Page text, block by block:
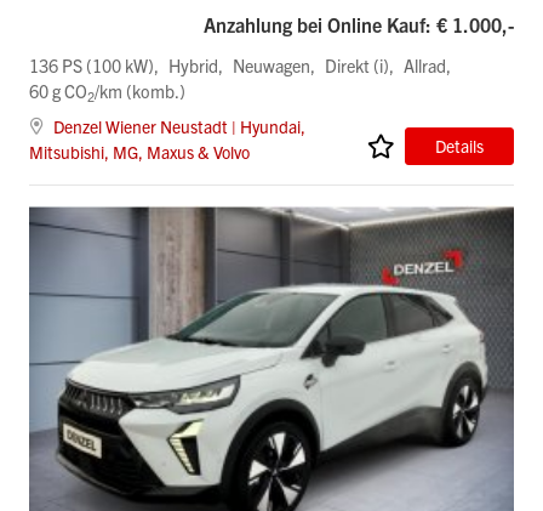
Anzahlung bei Online Kauf: € 1.000,-
136 PS (100 kW) Hybrid Neuwagen Direkt (i)
Allrad
60 g CO2/km (komb.)
Denzel Wiener Neustadt | Hyundai,
Mitsubishi, MG, Maxus & Volvo
Details